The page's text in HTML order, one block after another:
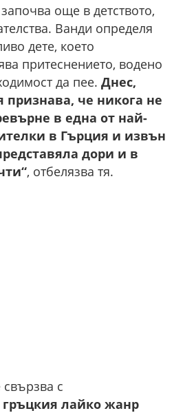
още в детството,
Ванди определя
дете, което
притеснението, водено
да пее. Днес,
признава, че никога не
в една от най-
в Гърция и извън
дори и в
, отбелязва тя.
свързва с
гръцкия лайко жанр